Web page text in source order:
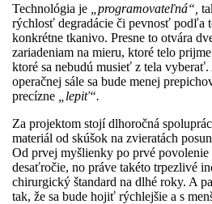
Technológia je „programovateľná“,
rýchlosť degradácie či pevnosť podľa
konkrétne tkanivo. Presne to otvára
zariadeniam na mieru, ktoré telo
ktoré sa nebudú musieť z tela
operačnej sále sa bude menej
precízne
„lepiť“.
Za projektom stojí dlhoročná
materiál od skúšok na zvieratách
Od prvej myšlienky po prvé
desaťročie, no práve takéto trpezlivé
chirurgický štandard na dlhé roky. A
tak, že sa bude hojiť rýchlejšie a s